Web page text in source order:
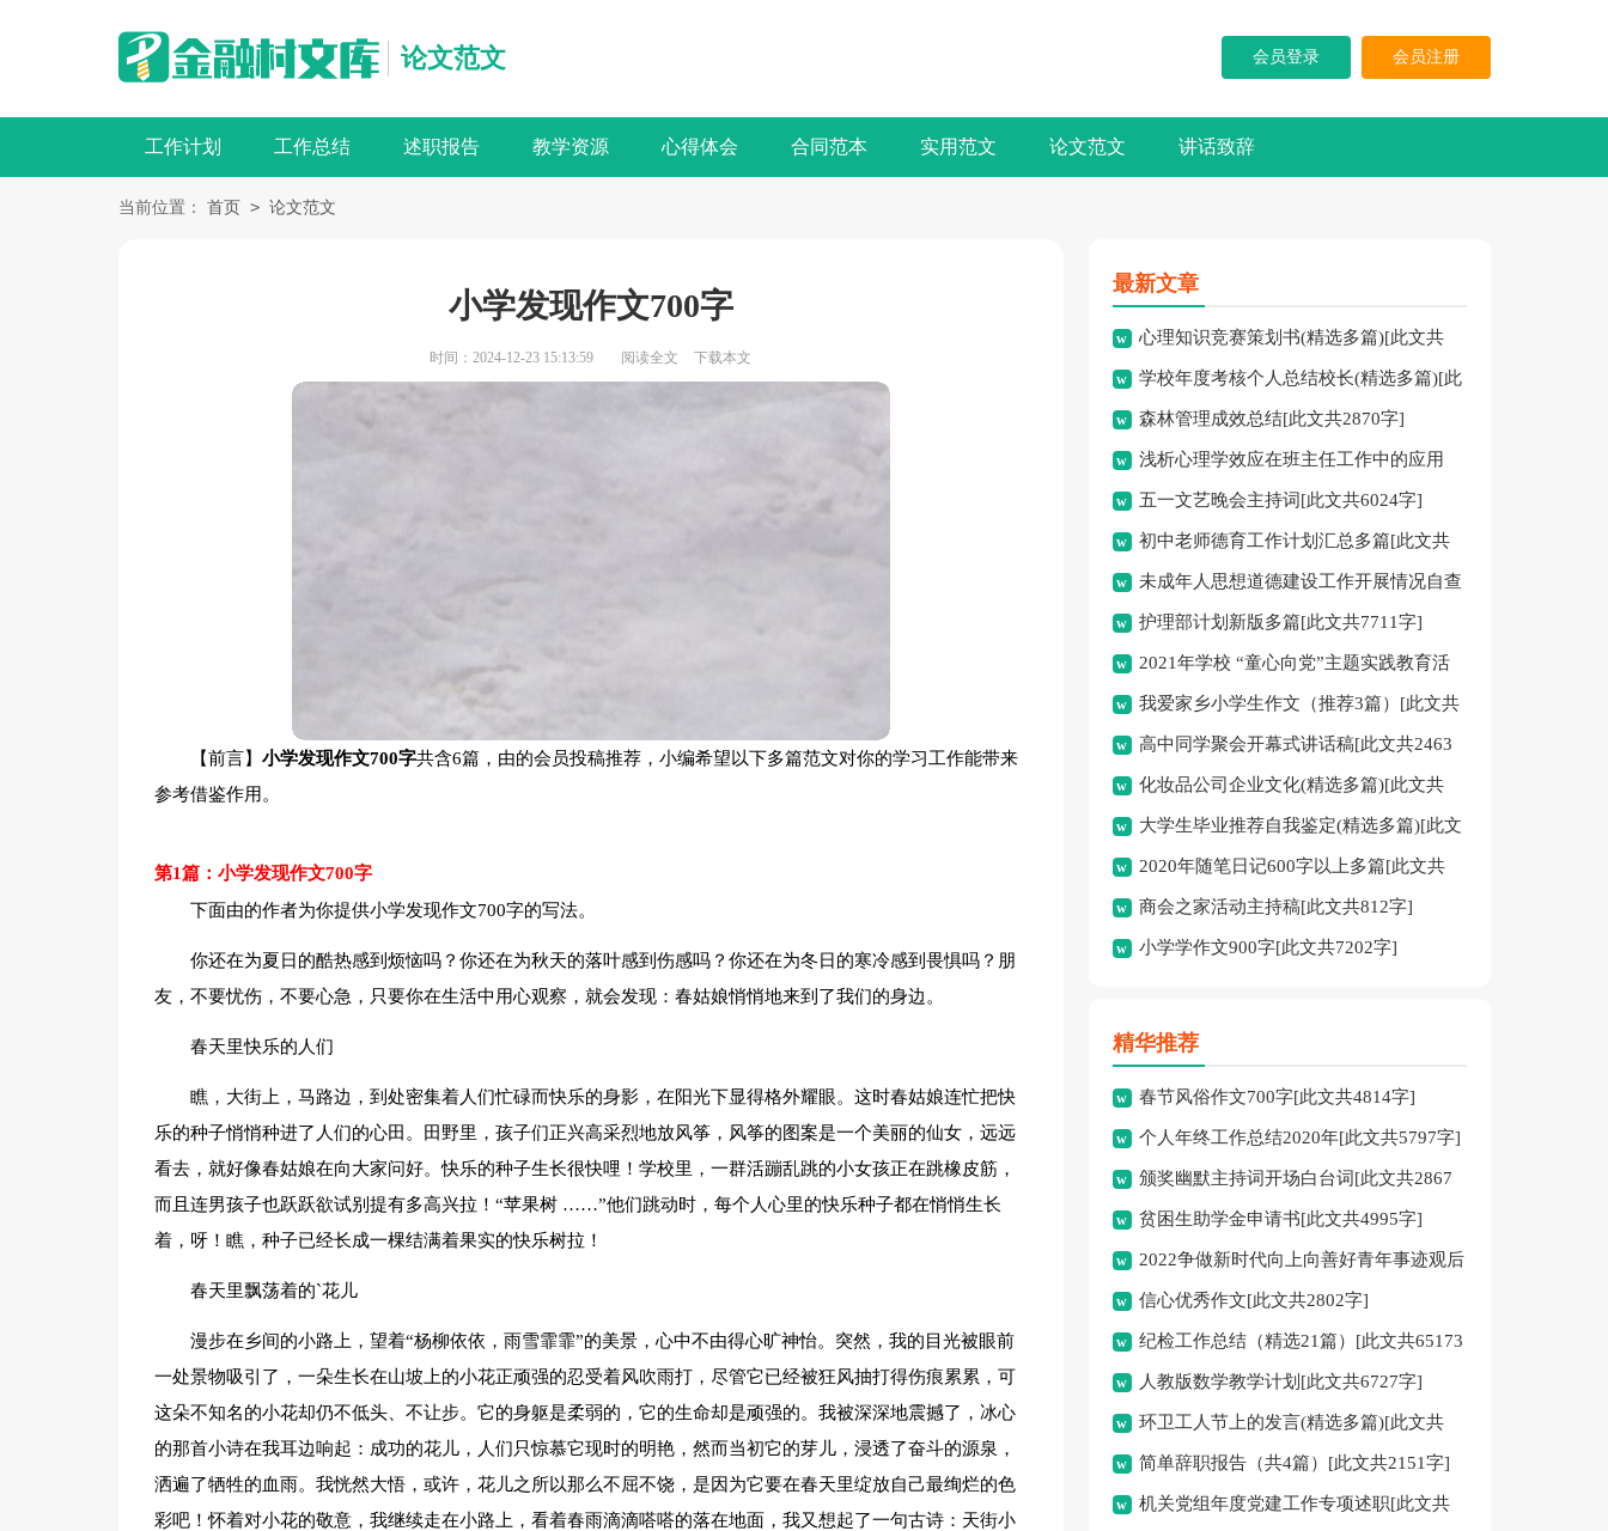
论文范文 会员登录 会员注册
工作计划 工作总结 述职报告 教学资源 心得体会 合同范本 实用范文 论文范文 讲话致辞
当前位置： 首页 > 论文范文
小学发现作文700字
时间：2024-12-23 15:13:59 阅读全文 下载本文
【前言】 小学发现作文700字共含6篇，由的会员投稿推荐，小编希望以下多篇范文对你的学习工作能带来
参考借鉴作用。
第1篇：小学发现作文700字
下面由的作者为你提供小学发现作文700字的写法。
你还在为夏日的酷热感到烦恼吗？你还在为秋天的落叶感到伤感吗？你还在为冬日的寒冷感到畏惧吗？朋
友，不要忧伤，不要心急，只要你在生活中用心观察，就会发现：春姑娘悄悄地来到了我们的身边。
春天里快乐的人们
瞧，大街上，马路边，到处密集着人们忙碌而快乐的身影，在阳光下显得格外耀眼。这时春姑娘连忙把快
乐的种子悄悄种进了人们的心田。田野里，孩子们正兴高采烈地放风筝，风筝的图案是一个美丽的仙女，远远
看去，就好像春姑娘在向大家问好。快乐的种子生长很快哩！学校里，一群活蹦乱跳的小女孩正在跳橡皮筋，
而且连男孩子也跃跃欲试别提有多高兴拉！“苹果树 ……”他们跳动时，每个人心里的快乐种子都在悄悄生长
着，呀！瞧，种子已经长成一棵结满着果实的快乐树拉！
春天里飘荡着的`花儿
漫步在乡间的小路上，望着“杨柳依依，雨雪霏霏”的美景，心中不由得心旷神怡。突然，我的目光被眼前
一处景物吸引了，一朵生长在山坡上的小花正顽强的忍受着风吹雨打，尽管它已经被狂风抽打得伤痕累累，可
这朵不知名的小花却仍不低头、不让步。它的身躯是柔弱的，它的生命却是顽强的。我被深深地震撼了，冰心
的那首小诗在我耳边响起：成功的花儿，人们只惊慕它现时的明艳，然而当初它的芽儿，浸透了奋斗的源泉，
洒遍了牺牲的血雨。我恍然大悟，或许，花儿之所以那么不屈不饶，是因为它要在春天里绽放自己最绚烂的色
彩吧！怀着对小花的敬意，我继续走在小路上，看着春雨滴滴嗒嗒的落在地面，我又想起了一句古诗：天街小
最新文章
心理知识竞赛策划书(精选多篇)[此文共
5937字]
学校年度考核个人总结校长(精选多篇)[此
文共7741字]
森林管理成效总结[此文共2870字]
浅析心理学效应在班主任工作中的应用
[此文共3828字]
五一文艺晚会主持词[此文共6024字]
初中老师德育工作计划汇总多篇[此文共
11627字]
未成年人思想道德建设工作开展情况自查
报告[此文共12435字]
护理部计划新版多篇[此文共7711字]
2021年学校 “童心向党”主题实践教育活
动方案[此文共1080字]
我爱家乡小学生作文（推荐3篇）[此文共
1167字]高中同学聚会开幕式讲话稿[此文共2463
字] 化妆品公司企业文化(精选多篇)[此文共
6398字]
大学生毕业推荐自我鉴定(精选多篇)[此文
共5048字]
2020年随笔日记600字以上多篇[此文共
2977字]
商会之家活动主持稿[此文共812字]
小学学作文900字[此文共7202字]
精华推荐
春节风俗作文700字[此文共4814字]
个人年终工作总结2020年[此文共5797字]
颁奖幽默主持词开场白台词[此文共2867
字] 贫困生助学金申请书[此文共4995字]
2022争做新时代向上向善好青年事迹观后
感新版[此文共3488字]
信心优秀作文[此文共2802字]
纪检工作总结（精选21篇）[此文共65173
字] 人教版数学教学计划[此文共6727字]
环卫工人节上的发言(精选多篇)[此文共
7411字]
简单辞职报告（共4篇）[此文共2151字]
机关党组年度党建工作专项述职[此文共